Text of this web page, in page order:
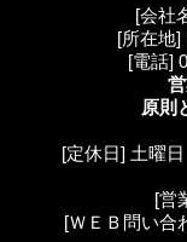
[会社
[所在地]
[電話]
原則
[定休日] 土曜
[営
[ＷＥＢ問い合